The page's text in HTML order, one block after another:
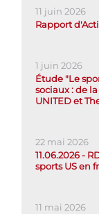
11 juin 2026
Rapport
1 juin 2026
Étude "Le
sociaux : de
UNITED et
22 mai 2026
11.06.2026 -
sports US en
11 mai 2026